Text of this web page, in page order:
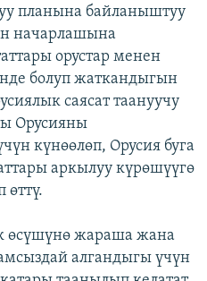
планына байланыштуу
начарлашына
орустар менен
болуп жаткандыгын
саясат таануучу
Орусияны
күнөөлөп, Орусия буга
аркылуу күрөшүүгө
өсүшүнө жараша жана
алгандыгы үчүн